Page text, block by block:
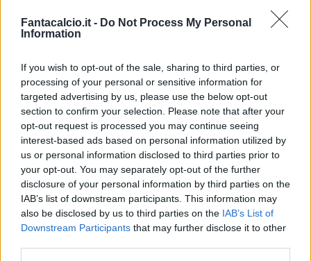
Fantacalcio.it - Do Not Process My Personal
Information
If you wish to opt-out of the sale, sharing to third parties, or
processing of your personal or sensitive information for
targeted advertising by us, please use the below opt-out
section to confirm your selection. Please note that after your
opt-out request is processed you may continue seeing
interest-based ads based on personal information utilized by
us or personal information disclosed to third parties prior to
your opt-out. You may separately opt-out of the further
disclosure of your personal information by third parties on the
IAB’s list of downstream participants. This information may
also be disclosed by us to third parties on the IAB’s List of
Downstream Participants that may further disclose it to other
Mantra
Riepilogo stagione
Titolare 18 - 47%